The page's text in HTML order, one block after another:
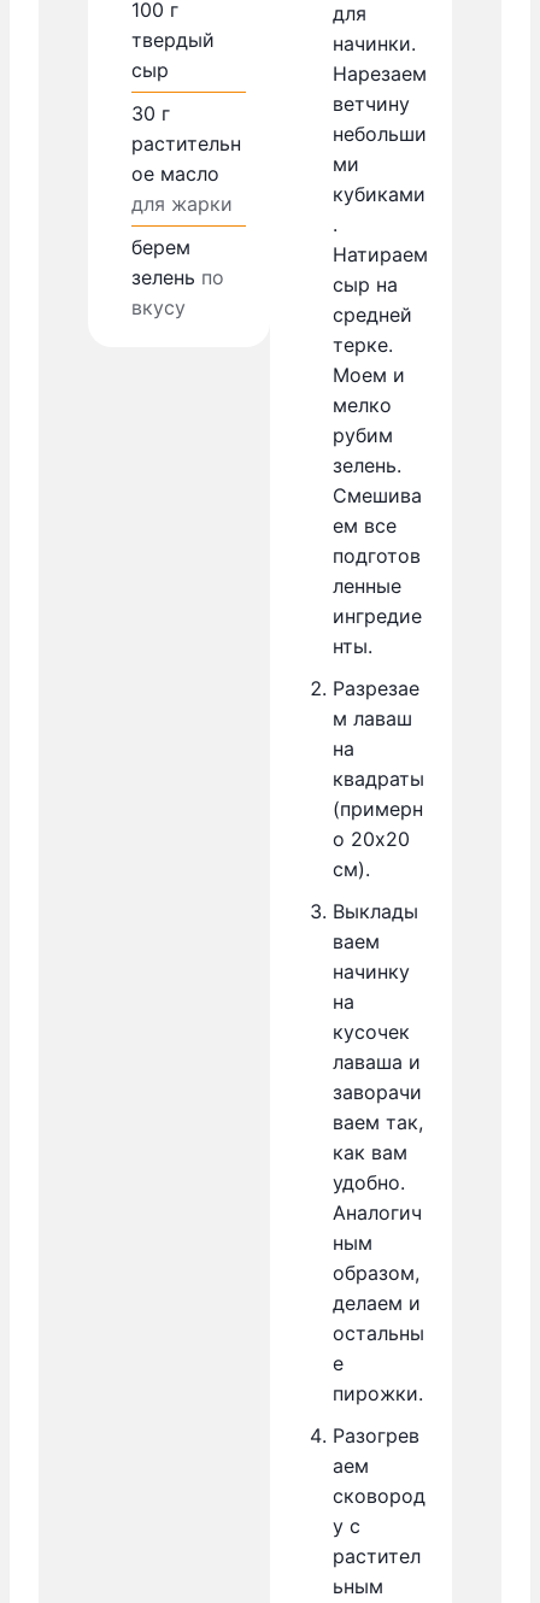
100 г
твердый
сыр
30 г
растительн
ое масло
для жарки
берем
зелень по
вкусу
для
начинки.
Нарезаем
ветчину
небольши
ми
кубиками
.
Натираем
сыр на
средней
терке.
Моем и
мелко
рубим
зелень.
Смешива
ем все
подготов
ленные
ингредие
нты.
Разрезае
м лаваш
на
квадраты
(примерн
о 20х20
см).
Выклады
ваем
начинку
на
кусочек
лаваша и
заворачи
ваем так,
как вам
удобно.
Аналогич
ным
образом,
делаем и
остальны
е
пирожки.
Разогрев
аем
сковород
у с
растител
ьным